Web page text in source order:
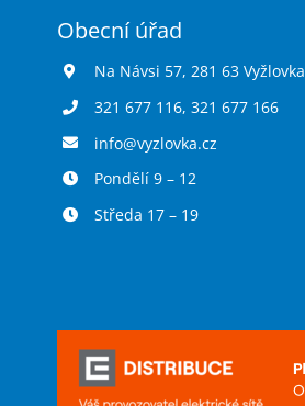
Obecní úřad
Na Návsi 57, 281 63 Vyžlovka
321 677 116, 321 677 166
info@vyzlovka.cz
Pondělí 9 – 12
Středa 17 – 19